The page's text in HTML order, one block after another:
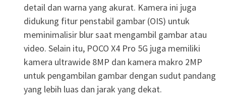
detail dan warna yang akurat. Kamera ini juga
didukung fitur penstabil gambar (OIS) untuk
meminimalisir blur saat mengambil gambar atau
video. Selain itu, POCO X4 Pro 5G juga memiliki
kamera ultrawide 8MP dan kamera makro 2MP
untuk pengambilan gambar dengan sudut pandang
yang lebih luas dan jarak yang dekat.